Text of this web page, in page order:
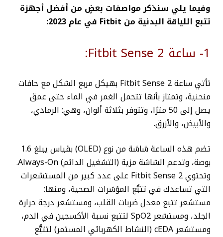
وفيما يلي سنذكر مواصفات بعضٍ من أفضل أجهزة
تتبع اللياقة البدنية من Fitbit في عام 2023:
1- ساعة Fitbit Sense 2:
تأتي ساعة Fitbit Sense 2 بهيكل مربع الشكل مع حافات
منحنية، وتمتاز بأنها تتحمل الغمر في الماء حتى عمق
يصل إلى 50 مترًا، وتتوفر بثلاثة ألوان، وهي: الرمادي،
والأبيض، والأزرق.
تضم هذه الساعة شاشة من نوع (OLED) بقياس يبلغ 1.6
بوصة، وتدعم الشاشة مزية (التشغيل الدائم) Always-On.
و
تحتوي Fitbit Sense 2 على عدد كبير من المستشعرات
التي تساعدك في تتبُّع المؤشرات الصحية، ومنها:
مستشعر تتبع معدل ضربات القلب، ومستشعر درجة حرارة
الجلد، ومستشعر SpO2 لتتبع نسبة الأكسجين في الدم،
ومستشعر cEDA (النشاط الكهربائي المستمر) لتتبُّع